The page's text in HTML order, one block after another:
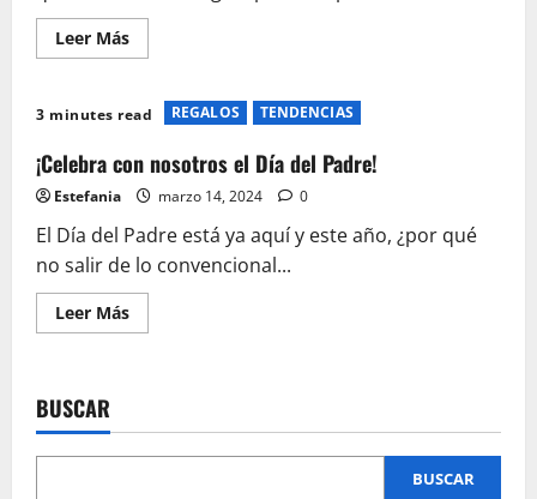
Leer MásLeer
más
¡Papá
se
un
regalo
épico!
5
ideas
frikis
para
el
Día
del
Padre
3 minutes read REGALOS TENDENCIAS
¡Celebra con nosotros el Día del Padre!
Estefania marzo 14, 2024 0
El Día del Padre está ya aquí y este año, ¿por qué
no salir de lo convencional...
Leer MásLeer
más
el
del
BUSCAR
BUSCAR